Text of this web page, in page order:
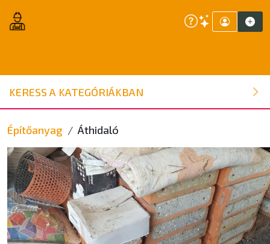
KERESS A KATEGÓRIÁKBAN
ÉPÍTŐANYAG
NYÍLÁSZÁRÓ
FAANYAG
BELSŐÉPÍTÉSZETI ÉPÍTŐANYAG
SZERSZÁM, ALKATRÉSZ
Építőanyag Áthidaló